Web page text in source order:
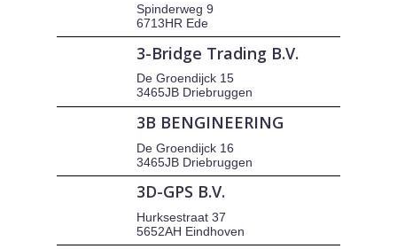
Spinderweg 9
6713HR Ede
3-Bridge Trading B.V.
De Groendijck 15
3465JB Driebruggen
3B BENGINEERING
De Groendijck 16
3465JB Driebruggen
3D-GPS B.V.
Hurksestraat 37
5652AH Eindhoven